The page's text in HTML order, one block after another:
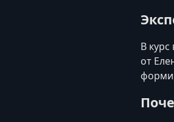
В
от